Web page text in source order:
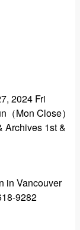
2024 Fri
Mon Close）
Archives 1st &
in Vancouver
9282